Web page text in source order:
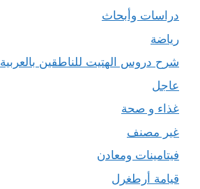
دراسات وأبحاث
رياضة
شرح دروس الهتيت للناطقين بالعربية
عاجل
غذاء و صحة
غير مصنف
فيتامينات ومعادن
قيامة أرطغرل